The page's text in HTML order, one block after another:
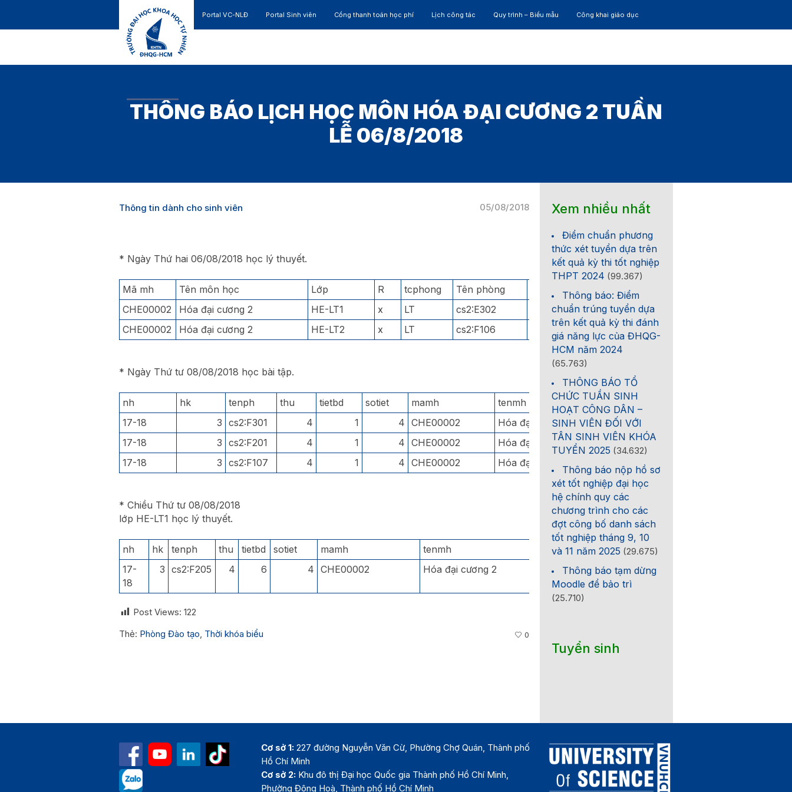
Portal VC-NLĐ Portal Sinh viên Cổng thanh toán học phí Lịch công tác Quy trình – Biểu mẫu Công khai giáo dục
THÔNG BÁO LỊCH HỌC MÔN HÓA ĐẠI CƯƠNG 2 TUẦN
LỄ 06/8/2018
05/08/2018
Thông tin dành cho sinh viên
* Ngày Thứ hai 06/08/2018 học lý thuyết.
Mã mh Tên môn học Lớp R tcphong Tên phòng Tiết bắt đầu
Số tiết
CHE00002
Hóa đại cương 2 HE-LT1 x LT cs2:E302 2 1
CHE00002
Hóa đại cương 2 HE-LT2 x LT cs2:F106 2 1 4
* Ngày Thứ tư 08/08/2018 học bài tập.
nh hk tenph thu tietbd sotiet mamh tenmh
lop
17-18
3 cs2:F301 4 1 4 CHE00002 Hóa đại cương 2
HE-HL-BT3
17-18
3 cs2:F201 4 1 4 CHE00002 Hóa đại cương 2
HE-HL-BT2
17-18
3 cs2:F107 4 1 4 CHE00002 Hóa đại cương 2
* Chiều Thứ tư 08/08/2018
lớp HE-LT1 học lý thuyết.
nh hk tenph thu tietbd sotiet mamh tenmh
lop
17-
18
3 cs2:F205 4 6 4 CHE00002 Hóa đại cương 2 HE-HL1
Post Views: 122
Thẻ: Phòng Đào tạo, Thời khóa biểu 0
Xem nhiều nhất
Điểm chuẩn phương
thức xét tuyển dựa trên
kết quả kỳ thi tốt nghiệp
THPT 2024 (99.367)
Thông báo: Điểm
chuẩn trúng tuyển dựa
trên kết quả kỳ thi đánh
giá năng lực của ĐHQG-
HCM năm 2024
(65.763)
THÔNG BÁO TỔ
CHỨC TUẦN SINH
HOẠT CÔNG DÂN –
SINH VIÊN ĐỐI VỚI
TÂN SINH VIÊN KHÓA
TUYỂN 2025 (34.632)
Thông báo nộp hồ sơ
xét tốt nghiệp đại học
hệ chính quy các
chương trình cho các
đợt công bố danh sách
tốt nghiệp tháng 9, 10
và 11 năm 2025 (29.675)
Thông báo tạm dừng
Moodle để bảo trì
(25.710)
Tuyển sinh
Cơ sở 1: 227 đường Nguyễn Văn Cừ, Phường Chợ Quán, Thành phố
Hồ Chí Minh
Cơ sở 2: Khu đô thị Đại học Quốc gia Thành phố Hồ Chí Minh,
Phường Đông Hoà, Thành phố Hồ Chí Minh